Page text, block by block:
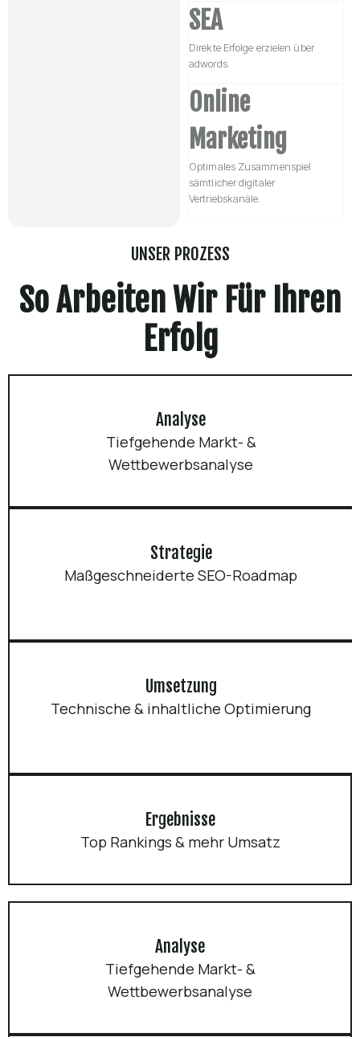
SEA
Direkte Erfolge erzielen über
adwords.
Online
Marketing
Optimales Zusammenspiel
sämtlicher digitaler
Vertriebskanäle.
UNSER PROZESS
So Arbeiten Wir Für Ihren
Erfolg
Analyse
Tiefgehende Markt- &
Wettbewerbsanalyse
Strategie
Maßgeschneiderte SEO-Roadmap
Umsetzung
Technische & inhaltliche Optimierung
Ergebnisse
Top Rankings & mehr Umsatz
Analyse
Tiefgehende Markt- &
Wettbewerbsanalyse